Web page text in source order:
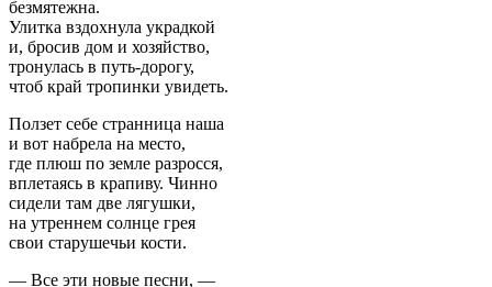
безмятежна.
Улитка вздохнула украдкой
и, бросив дом и хозяйство,
тронулась в путь-дорогу,
чтоб край тропинки увидеть.
Ползет себе странница наша
и вот набрела на место,
где плюш по земле разросся,
вплетаясь в крапиву. Чинно
сидели там две лягушки,
на утреннем солнце грея
свои старушечьи кости.
— Все эти новые песни, —